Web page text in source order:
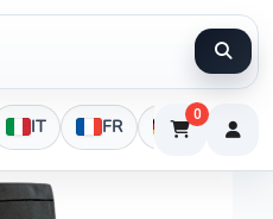
IT FR DE
0